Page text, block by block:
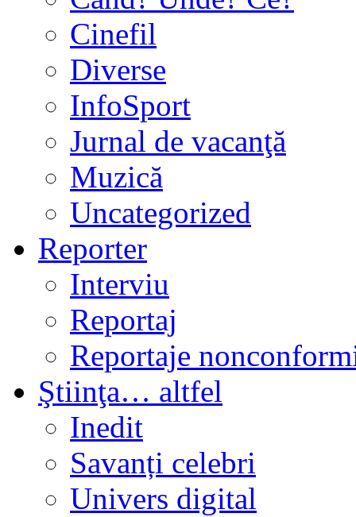
Cinefil
Diverse
InfoSport
Jurnal de vacanţă
Muzică
Uncategorized
Reporter
Interviu
Reportaj
Reportaje
Ştiinţa… altfel
Inedit
Savanți celebri
Univers digital